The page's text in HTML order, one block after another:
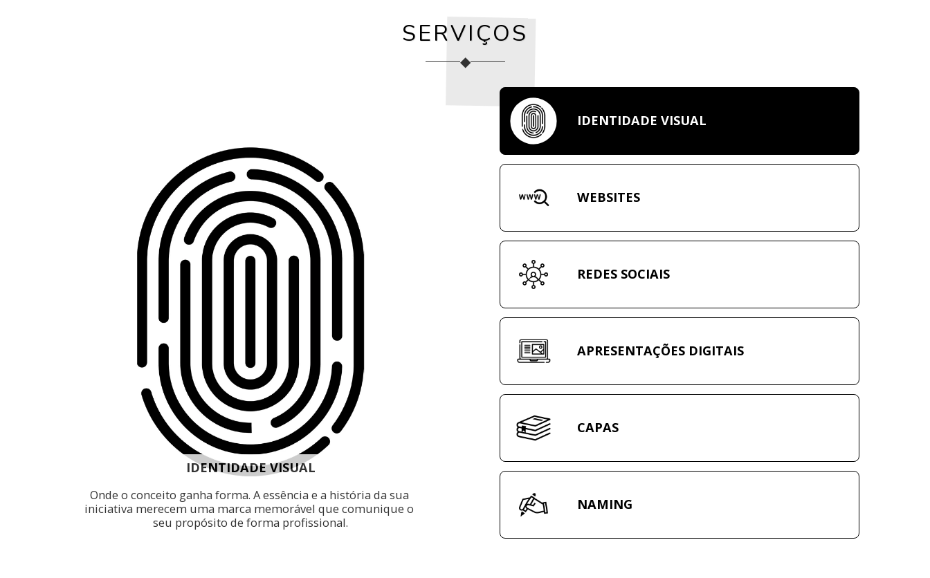
SERVIÇOS
◆
IDENTIDADE VISUAL
Onde o conceito ganha forma. A essência e a história da sua
iniciativa merecem uma marca memorável que comunique o
seu propósito de forma profissional.
IDENTIDADE VISUAL
WEBSITES
REDES SOCIAIS
APRESENTAÇÕES DIGITAIS
CAPAS
NAMING